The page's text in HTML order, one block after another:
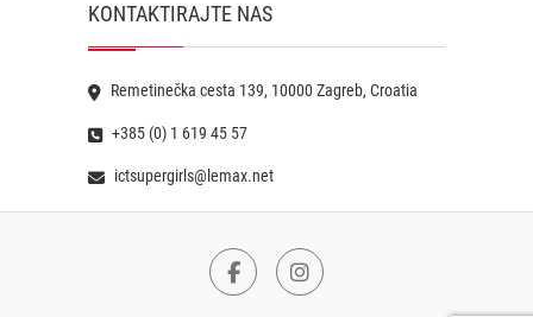
KONTAKTIRAJTE NAS
Remetinečka cesta 139, 10000 Zagreb, Croatia
+385 (0) 1 619 45 57
ictsupergirls@lemax.net
FacebookInstagram